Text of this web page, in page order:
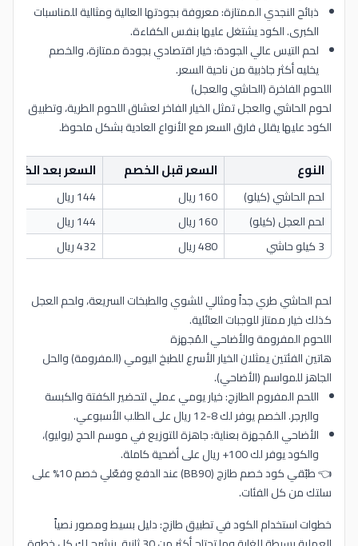
ذبائح النجدي الممتازة: معروفة بجودتها العالية ومثالية للمناسبات
الكبرى. الكود يشتغل عليها بنفس الكفاءة.
لحم التيس عالي الجودة: خيار اقتصادي بجودة ممتازة، والخصم
يخليه أكثر جاذبية من ناحية السعر.
اللحوم الفاخرة (الحاشي والعجل)
لحوم الحاشي والعجل تمثل الخيار الفاخر لعشاق اللحوم الطرية، وتطبيق
الكود عليها يقلل فارق السعر مع الأنواع العادية بشكل ملحوظ.
النوع السعر قبل الخصم السعر بعد الكود
لحم الحاشي (كيلو) 160 ريال
144 ريال
لحم العجل (كيلو)
160 ريال
144 ريال
3 كيلو حاشي
480 ريال 432 ريال
لحم الحاشي طري جداً ومثالي للشوي والطبخات السريعة، ولحم العجل
كذلك خيار ممتاز للوجبات العائلية.
اللحوم المفرومة والأضاحي المُجهزة
هاتين الفئتين يمثلان الخيار الأسرع للطبخ اليومي (المفرومة) والحل
الجاهز للمواسم (الأضاحي).
اللحم المفروم الطازج: خيار يومي عملي لتحضير الكفتة والكبسة
والبرجر. الخصم يوفر لك 8-12 ريال على الطلب الأسبوعي.
الأضاحي المُجهزة بعناية: جاهزة للتوزيع في موسم الحج (يوليو)،
والكود يوفر لك 100+ ريال على أضحية كاملة.
👈 طبّقي كود خصم طازج (BB90) عند الدفع وفعّلي خصم 10% على
سلتك من كل الفئات.
خطوات استخدام الكود في تطبيق طازج: دليل بسيط ومصور نصياً